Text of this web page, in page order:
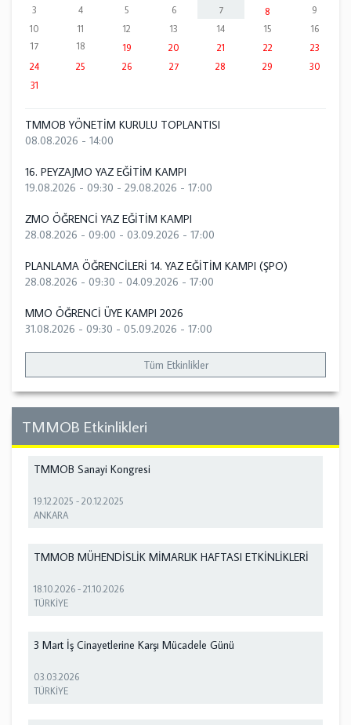
3
4 5 6 7 8
9
10
11 12 13 14 15
16
17
18 19 20 21 22
23
24
25 26 27 28 29
30
31
TMMOB YÖNETİM KURULU TOPLANTISI
08.08.2026 - 14:00
16. PEYZAJMO YAZ EĞİTİM KAMPI
19.08.2026 - 09:30 - 29.08.2026 - 17:00
ZMO ÖĞRENCİ YAZ EĞİTİM KAMPI
28.08.2026 - 09:00 - 03.09.2026 - 17:00
PLANLAMA ÖĞRENCİLERİ 14. YAZ EĞİTİM KAMPI (ŞPO)
28.08.2026 - 09:30 - 04.09.2026 - 17:00
MMO ÖĞRENCİ ÜYE KAMPI 2026
31.08.2026 - 09:30 - 05.09.2026 - 17:00
Tüm Etkinlikler
TMMOB Etkinlikleri
TMMOB Sanayi Kongresi
19.12.2025 -20.12.2025
ANKARA
TMMOB MÜHENDİSLİK MİMARLIK HAFTASI ETKİNLİKLERİ
18.10.2026 -21.10.2026
TÜRKİYE
3 Mart İş Cinayetlerine Karşı Mücadele Günü
03.03.2026
TÜRKİYE